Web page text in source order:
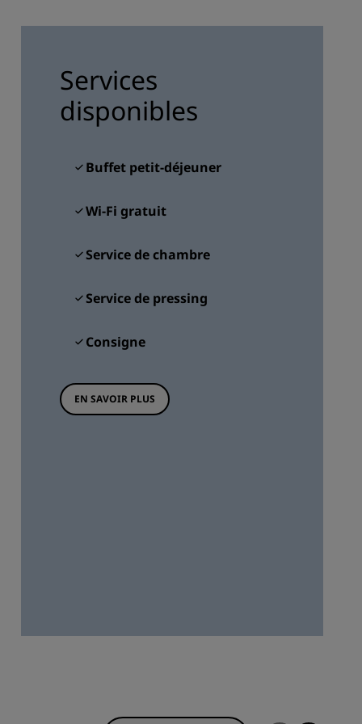
ADHÉRER
Services
disponibles
Buffet petit-déjeuner
Wi-Fi gratuit
Service de chambre
Service de pressing
Consigne
EN SAVOIR PLUS